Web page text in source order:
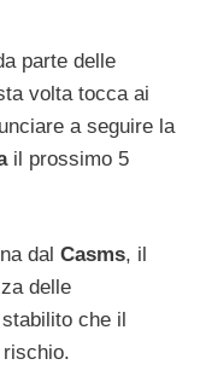
parte delle
volta tocca ai
a seguire la
il prossimo 5
dal Casms, il
delle
che il